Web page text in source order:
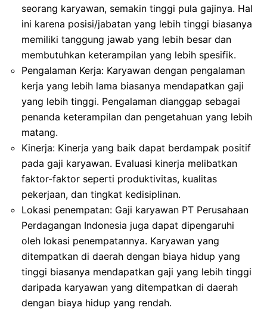
seorang karyawan, semakin tinggi pula gajinya. Hal
ini karena posisi/jabatan yang lebih tinggi biasanya
memiliki tanggung jawab yang lebih besar dan
membutuhkan keterampilan yang lebih spesifik.
Pengalaman Kerja: Karyawan dengan pengalaman
kerja yang lebih lama biasanya mendapatkan gaji
yang lebih tinggi. Pengalaman dianggap sebagai
penanda keterampilan dan pengetahuan yang lebih
matang.
Kinerja: Kinerja yang baik dapat berdampak positif
pada gaji karyawan. Evaluasi kinerja melibatkan
faktor-faktor seperti produktivitas, kualitas
pekerjaan, dan tingkat kedisiplinan.
Lokasi penempatan: Gaji karyawan PT Perusahaan
Perdagangan Indonesia juga dapat dipengaruhi
oleh lokasi penempatannya. Karyawan yang
ditempatkan di daerah dengan biaya hidup yang
tinggi biasanya mendapatkan gaji yang lebih tinggi
daripada karyawan yang ditempatkan di daerah
dengan biaya hidup yang rendah.